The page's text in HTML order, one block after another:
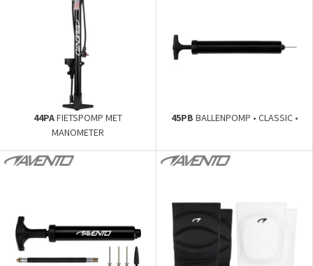
44PAFIETSPOMP MET
MANOMETER
45PB BALLENPOMP • CLASSIC •